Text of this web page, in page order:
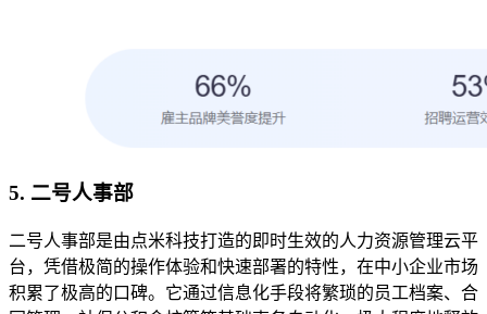
5. 二号人事部
二号人事部是由点米科技打造的即时生效的人力资源管理云平
台，凭借极简的操作体验和快速部署的特性，在中小企业市场
积累了极高的口碑。它通过信息化手段将繁琐的员工档案、合